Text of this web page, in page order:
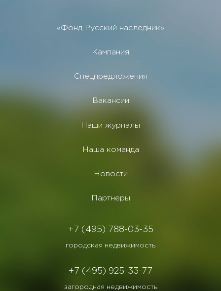
«Фонд Русский наследник»
Кампания
Спецпредложения
Вакансии
Наши журналы
Наша команда
Новости
Партнеры
+7 (495) 788-03-35
городская недвижимость
+7 (495) 925-33-77
загородная недвижимость